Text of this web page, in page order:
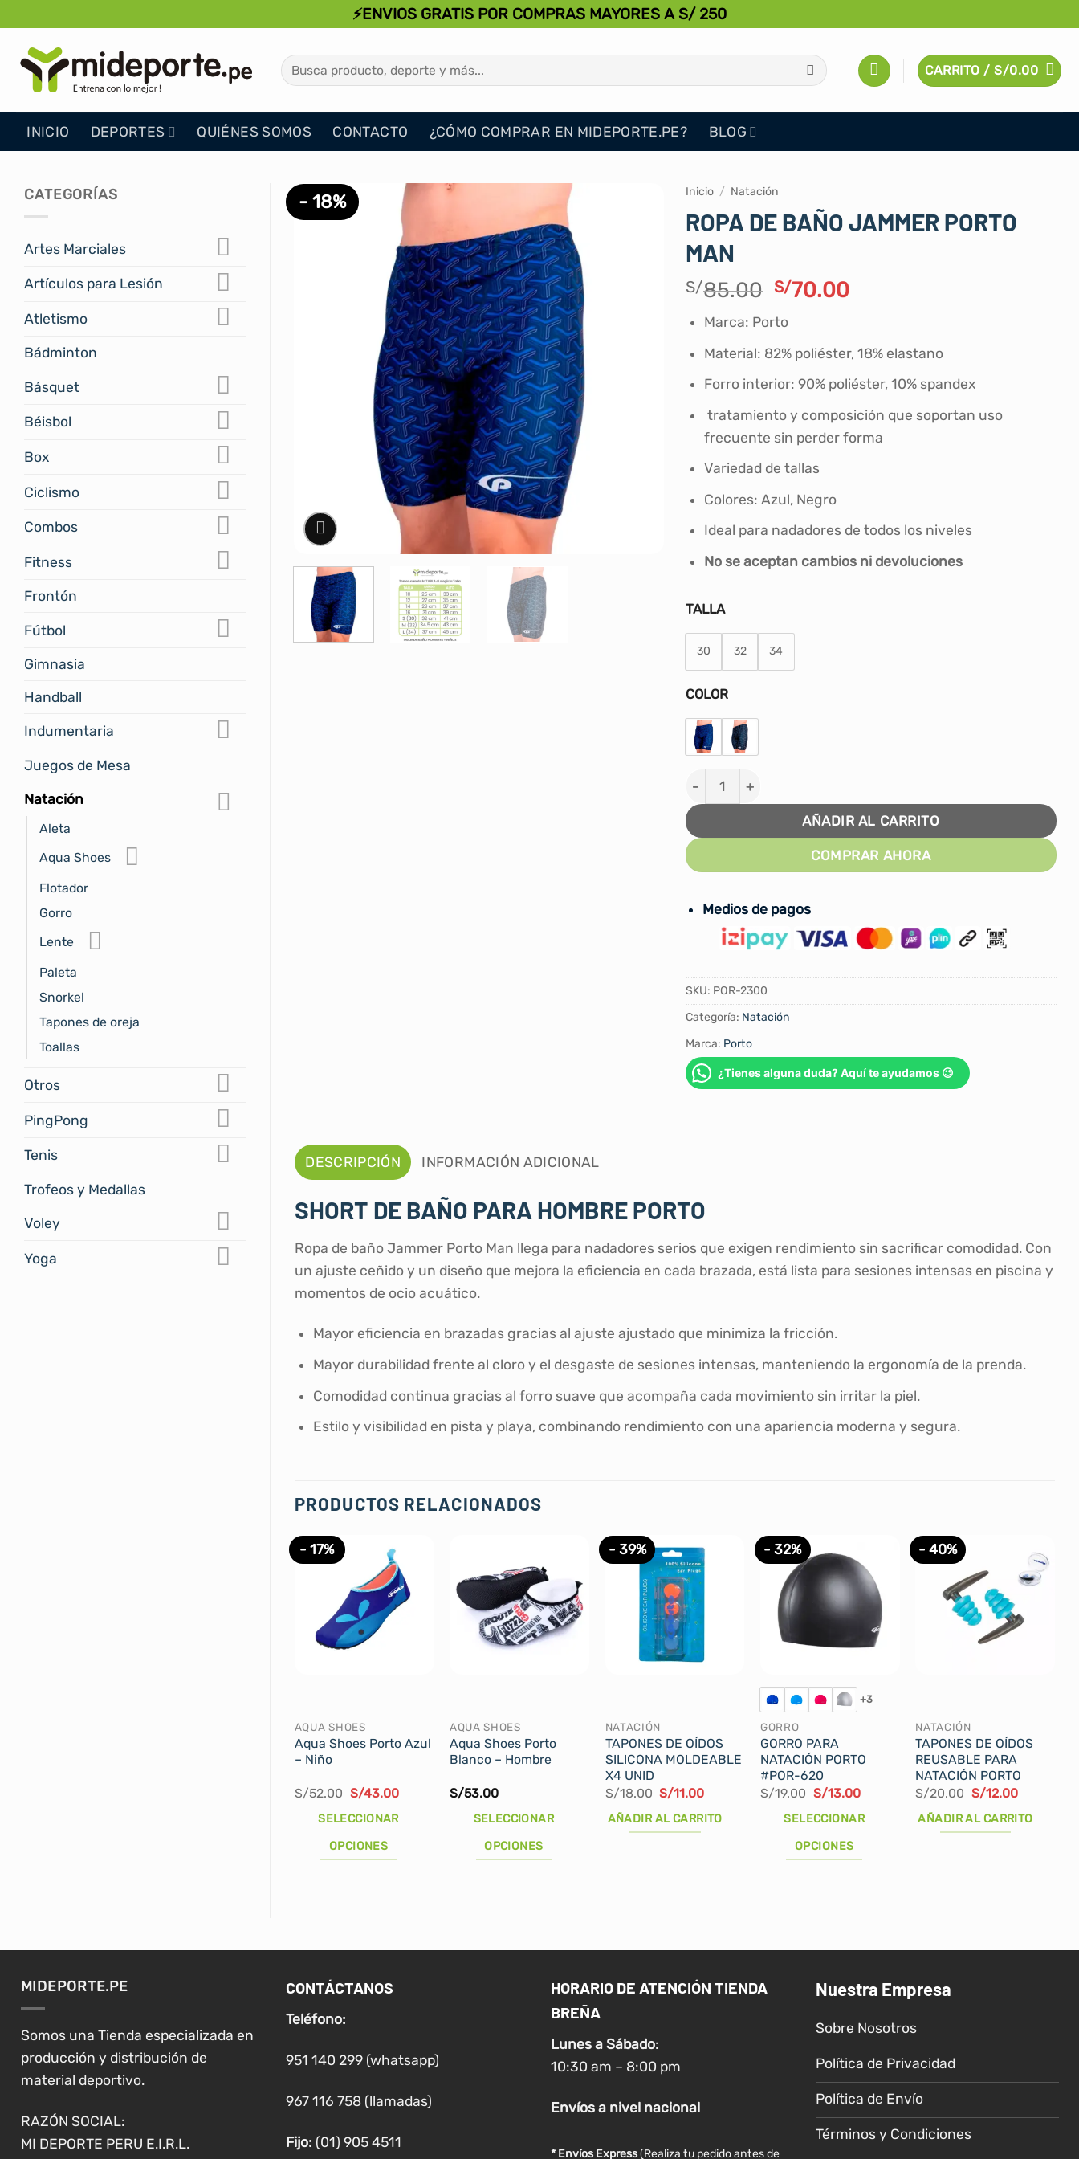
al
contenido
⚡ENVIOS GRATIS POR COMPRAS MAYORES A S/ 250
Buscar
por:
CARRITO /S/0.00
INICIO DEPORTES QUIÉNES SOMOS CONTACTO ¿CÓMO COMPRAR EN MIDEPORTE.PE? BLOG
CATEGORÍAS
Artes Marciales
Artículos para Lesión
Atletismo
Bádminton
Básquet
Béisbol
Box
Ciclismo
Combos
Fitness
Frontón
Fútbol
Gimnasia
Handball
Indumentaria
Juegos de Mesa
Natación
Aleta
Aqua Shoes
Flotador
Gorro
Lente
Paleta
Snorkel
Tapones de oreja
Toallas
Otros
PingPong
Tenis
Trofeos y Medallas
Voley
Yoga
- 18% Inicio / Natación
ROPA DE BAÑO JAMMER PORTO
MAN
S/85.00 El
precio
original
era:
S/85.00.
S/70.00El
es:
S/70.00.
Marca: Porto
Material: 82% poliéster, 18% elastano
Forro interior: 90% poliéster, 10% spandex
tratamiento y composición que soportan uso
frecuente sin perder forma
Variedad de tallas
Colores: Azul, Negro
Ideal para nadadores de todos los niveles
No se aceptan cambios ni devoluciones
TALLA
30 32 34
COLOR
ROPA DE BAÑO JAMMER PORTO MAN cantidad
AÑADIR AL CARRITO
COMPRAR AHORA
Medios de pagos
SKU: POR-2300
Categoría: Natación
Marca: Porto
¿Tienes alguna duda? Aquí te ayudamos 😉
DESCRIPCIÓN INFORMACIÓN ADICIONAL
SHORT DE BAÑO PARA HOMBRE PORTO
Ropa de baño Jammer Porto Man llega para nadadores serios que exigen rendimiento sin sacrificar comodidad. Con
un ajuste ceñido y un diseño que mejora la eficiencia en cada brazada, está lista para sesiones intensas en piscina y
momentos de ocio acuático.
Mayor eficiencia en brazadas gracias al ajuste ajustado que minimiza la fricción.
Mayor durabilidad frente al cloro y el desgaste de sesiones intensas, manteniendo la ergonomía de la prenda.
Comodidad continua gracias al forro suave que acompaña cada movimiento sin irritar la piel.
Estilo y visibilidad en pista y playa, combinando rendimiento con una apariencia moderna y segura.
PRODUCTOS RELACIONADOS
- 17%
AQUA SHOES
Aqua Shoes Porto Azul
– Niño
S/52.00 El
precio
original
S/52.00.
S/43.00El
actual
SELECCIONAR
OPCIONES
variantes.
opciones
se
en
página
producto
AQUA SHOES
Aqua Shoes Porto
Blanco – Hombre
S/53.00
SELECCIONAR
OPCIONES
variantes.
- 39%
NATACIÓN
TAPONES DE OÍDOS
SILICONA MOLDEABLE
X4 UNID
S/18.00 El
precio
original
era:
S/11.00El
actual
AÑADIR AL CARRITO
- 32%
+3
GORRO
GORRO PARA
NATACIÓN PORTO
#POR-620
S/19.00 El
precio
original
S/19.00.
S/13.00El
actual
SELECCIONAR
OPCIONES
variantes.
opciones
producto
- 40%
NATACIÓN
TAPONES DE OÍDOS
REUSABLE PARA
NATACIÓN PORTO
S/20.00 El
precio
original
era:
S/12.00El
actual
AÑADIR AL CARRITO
MIDEPORTE.PE
Somos una Tienda especializada en
producción y distribución de
material deportivo.
RAZÓN SOCIAL:
MI DEPORTE PERU E.I.R.L.
CONTÁCTANOS
Teléfono:
951 140 299 (whatsapp)
967 116 758 (llamadas)
Fijo: (01) 905 4511
HORARIO DE ATENCIÓN TIENDA
BREÑA
Lunes a Sábado:
10:30 am – 8:00 pm
Envíosa nivel nacional
* Envíos Express(Realiza tu pedido antes de
Nuestra Empresa
Sobre Nosotros
Política de Privacidad
Política de Envío
Términos y Condiciones